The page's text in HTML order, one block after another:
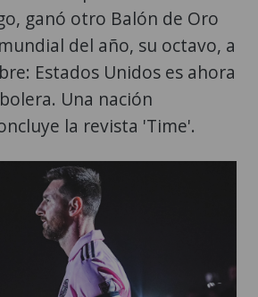
ganó otro Balón de Oro
del año, su octavo, a
Estados Unidos es ahora
Una nación
la revista 'Time'.